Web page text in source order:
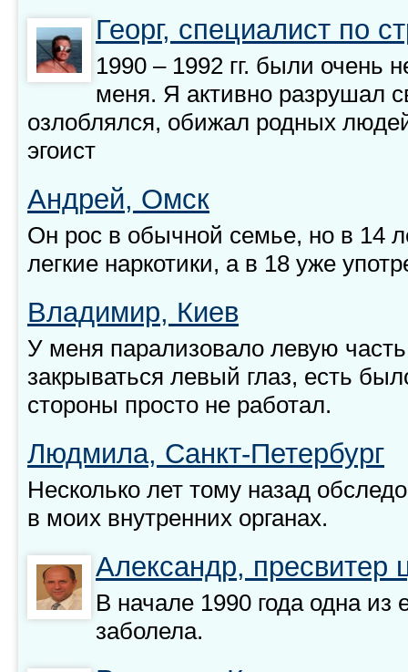
Георг, специалист по
1990 – 1992 гг. были очень
меня. Я активно разрушал
озлоблялся, обижал родных
эгоист
Андрей, Омск
Он рос в обычной семье, но в 14
легкие наркотики, а в 18 уже
Владимир, Киев
У меня парализовало левую
закрываться левый глаз, есть
стороны просто не работал.
Людмила, Санкт-Петербург
Несколько лет тому назад
в моих внутренних органах.
Александр, пресвитер
В начале 1990 года одна из
заболела.